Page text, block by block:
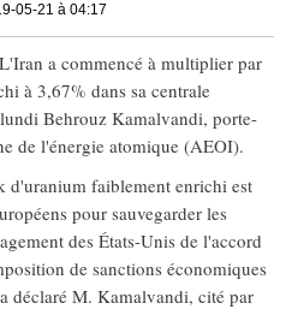
05-21 à 04:17
a commencé à multiplier par
à 3,67% dans sa centrale
Behrouz Kamalvandi, porte-
de l'énergie atomique (AEOI).
d'uranium faiblement enrichi est
pour sauvegarder les
des États-Unis de l'accord
de sanctions économiques
déclaré M. Kamalvandi, cité par